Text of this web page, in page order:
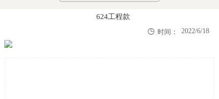
624工程款
 时间： 2022/6/18